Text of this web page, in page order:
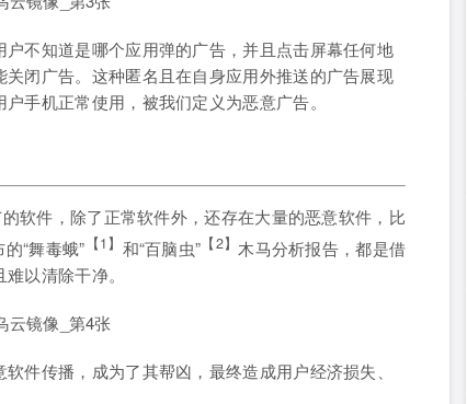
不知道是哪个应用弹的广告，并且点击屏幕任何地
闭广告。这种匿名且在自身应用外推送的广告展现
手机正常使用，被我们定义为恶意广告。
软件，除了正常软件外，还存在大量的恶意软件，比
“舞毒蛾” 【1】 和“百脑虫” 【2】 木马分析报告，都是借
以清除干净。
件传播，成为了其帮凶，最终造成用户经济损失、